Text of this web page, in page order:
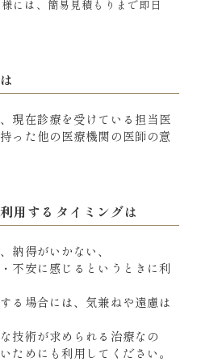
には、簡易見積もりまで即日
現在診療を受けている担当医
った他の医療機関の医師の意
用するタイミングは
納得がいかない、
不安に感じるというときに利
る場合には、気兼ねや遠慮は
技術が求められる治療なの
ためにも利用してください。